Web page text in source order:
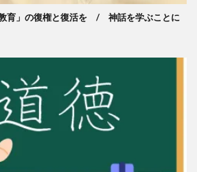
育」の復権と復活を / 神話を学ぶことに